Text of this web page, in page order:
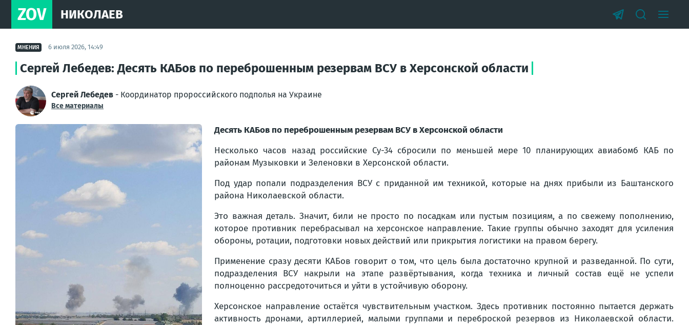
ZOV НИКОЛАЕВ
МНЕНИЯ 6 июля 2026, 14:49
Сергей Лебедев: Десять КАБов по переброшенным резервам ВСУ в Херсонской области
Сергей Лебедев - Координатор пророссийского подполья на Украине
Все материалы
Десять КАБов по переброшенным резервам ВСУ в Херсонской области
Несколько часов назад российские Су-34 сбросили по меньшей мере 10 планирующих авиабомб КАБ по
районам Музыковки и Зеленовки в Херсонской области.
Под удар попали подразделения ВСУ с приданной им техникой, которые на днях прибыли из Баштанского
района Николаевской области.
Это важная деталь. Значит, били не просто по посадкам или пустым позициям, а по свежему пополнению,
которое противник перебрасывал на херсонское направление. Такие группы обычно заходят для усиления
обороны, ротации, подготовки новых действий или прикрытия логистики на правом берегу.
Применение сразу десяти КАБов говорит о том, что цель была достаточно крупной и разведанной. По сути,
подразделения ВСУ накрыли на этапе развёртывания, когда техника и личный состав ещё не успели
полноценно рассредоточиться и уйти в устойчивую оборону.
Херсонское направление остаётся чувствительным участком. Здесь противник постоянно пытается держать
активность дронами, артиллерией, малыми группами и переброской резервов из Николаевской области.